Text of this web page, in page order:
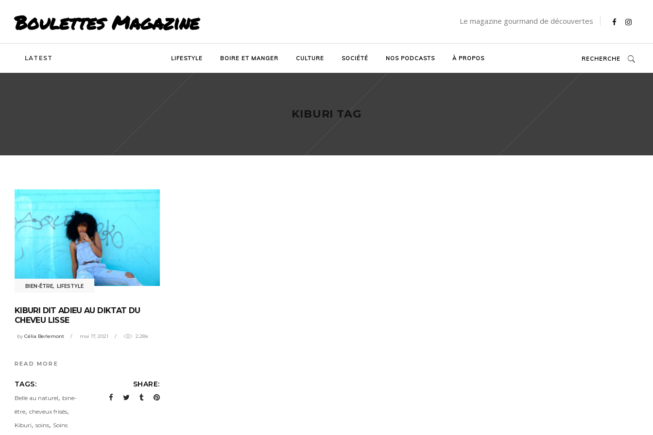
Boulettes Magazine Le magazine gourmand de découvertes
LATEST LIFESTYLE BOIRE ET MANGER CULTURE SOCIÉTÉ NOS PODCASTS À PROPOS RECHERCHE
KIBURI TAG
BIEN-ÊTRE, LIFESTYLE
KIBURI DIT ADIEU AU DIKTAT DU
CHEVEU LISSE
byCélia Berlemont mai 17, 2021 2.28k
READ MORE
TAGS:
Belle au naturel, bine-
être, cheveux frisés,
Kiburi, soins, Soins
SHARE: